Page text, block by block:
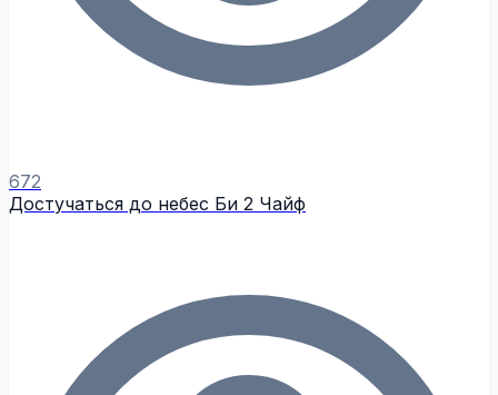
672
Достучаться до небес Би 2 Чайф